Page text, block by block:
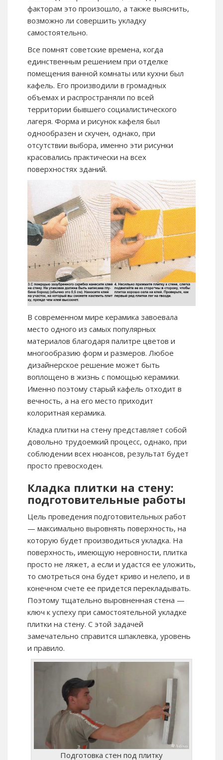
факторам это произошло, а также выяснить,
возможно ли совершить укладку
самостоятельно.
Все помнят советские времена, когда
единственным решением при отделке
помещения ванной комнаты или кухни был
кафель. Его производили в громадных
объемах и распространяли по всей
территории бывшего социалистического
лагеря. Форма и рисунок кафеля был
однообразен и скучен, однако, при
отсутствии выбора, именно эти рисунки
красовались практически на всех
поверхностях зданий.
В современном мире керамика завоевала
место одного из самых популярных
материалов благодаря палитре цветов и
многообразию форм и размеров. Любое
дизайнерское решение может быть
воплощено в жизнь с помощью керамики.
Именно поэтому старый кафель отходит в
вечность, а на его место приходит
колоритная керамика.
Кладка плитки на стену представляет собой
довольно трудоемкий процесс, однако, при
соблюдении всех нюансов, результат будет
просто превосходен.
Кладка плитки на стену:
подготовительные работы
Цель проведения подготовительных работ
— максимально выровнять поверхность, на
которую будет производиться укладка. На
поверхность, имеющую неровности, плитка
просто не ляжет, а если и удастся ее уложить,
то смотреться она будет криво и нелепо, и в
конечном счете ее придется перекладывать.
Поэтому тщательно выровненная стена —
ключ к успеху при самостоятельной укладке
плитки на стену. С этой задачей
замечательно справится шпаклевка, уровень
и правило.
Подготовка стен под плитку